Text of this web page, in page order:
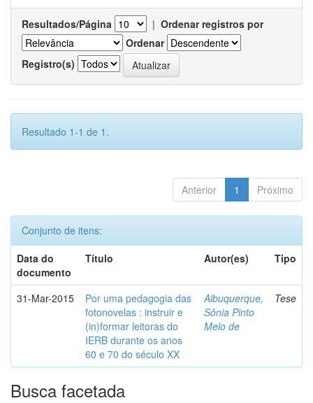
Resultados/Página | Ordenar registros por
Ordenar
Registro(s)
Resultado 1-1 de 1.
Anterior 1 Próximo
Conjunto de itens:
Data do
documento
Título Autor(es) Tipo
31-Mar-2015
Por uma pedagogia das
fotonovelas : instruir e
(in)formar leitoras do
IERB durante os anos
60 e 70 do século XX
Albuquerque,
Sônia Pinto
Melo de
Tese
Busca facetada